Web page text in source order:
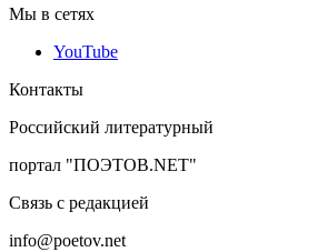
Мы в сетях
YouTube
Контакты
Российский литературный
портал "ПОЭТОВ.NET"
Связь с редакцией
info@poetov.net